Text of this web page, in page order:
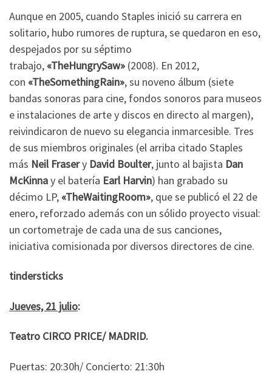
Aunque en 2005, cuando Staples inició su carrera en
solitario, hubo rumores de ruptura, se quedaron en eso,
despejados por su séptimo
trabajo, «TheHungrySaw» (2008). En 2012,
con «TheSomethingRain», su noveno álbum (siete
bandas sonoras para cine, fondos sonoros para museos
e instalaciones de arte y discos en directo al margen),
reivindicaron de nuevo su elegancia inmarcesible. Tres
de sus miembros originales (el arriba citado Staples
más Neil Frasery David Boulter, junto al bajista Dan
McKinnay el batería Earl Harvin) han grabado su
décimo LP, «TheWaitingRoom», que se publicó el 22 de
enero, reforzado además con un sólido proyecto visual:
un cortometraje de cada una de sus canciones,
iniciativa comisionada por diversos directores de cine.
tindersticks
Jueves, 21 julio:
Teatro CIRCO PRICE/ MADRID.
Puertas: 20:30h/ Concierto: 21:30h